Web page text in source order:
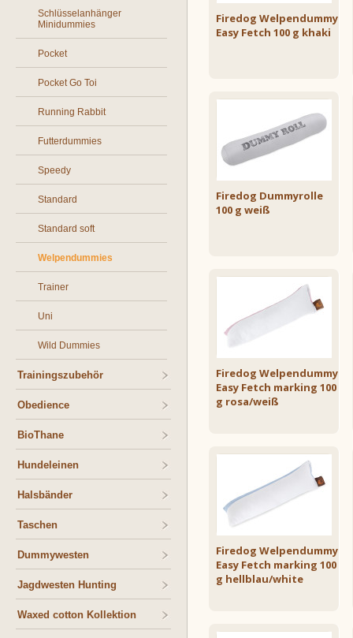
Schlüsselanhänger
Minidummies
Pocket
Pocket Go Toi
Running Rabbit
Futterdummies
Speedy
Standard
Standard soft
Welpendummies
Trainer
Uni
Wild Dummies
Trainingszubehör
Obedience
BioThane
Hundeleinen
Halsbänder
Taschen
Dummywesten
Jagdwesten Hunting
Waxed cotton Kollektion
Firedog Welpendummy
Easy Fetch 100 g khaki
Firedog Dummyrolle
100 g weiß
Firedog Welpendummy
Easy Fetch marking 100
g rosa/weiß
Firedog Welpendummy
Easy Fetch marking 100
g hellblau/white